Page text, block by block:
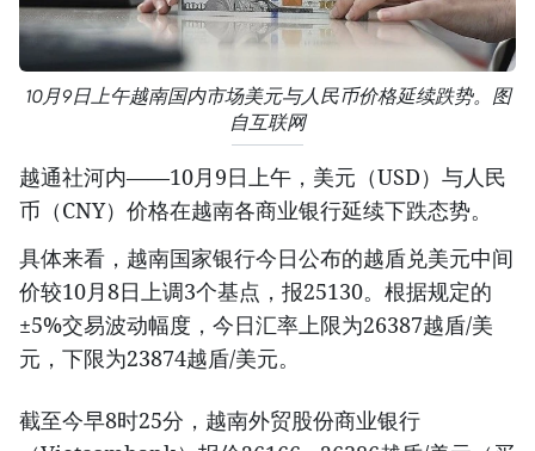
10月9日上午越南国内市场美元与人民币价格延续跌势。图
自互联网
越通社河内——10月9日上午，美元（USD）与人民
币（CNY）价格在越南各商业银行延续下跌态势。
具体来看，越南国家银行今日公布的越盾兑美元中间
价较10月8日上调3个基点，报25130。根据规定的
±5%交易波动幅度，今日汇率上限为26387越盾/美
元，下限为23874越盾/美元。
截至今早8时25分，越南外贸股份商业银行